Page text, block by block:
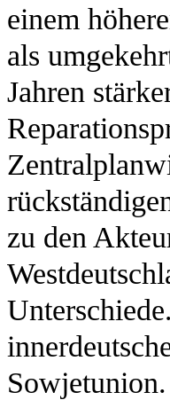
einem
als
Jahren
zu den